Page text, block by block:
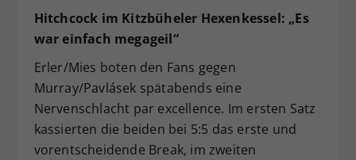
Hitchcock im Kitzbüheler Hexenkessel: „Es
war einfach megageil“
Erler/Mies boten den Fans gegen
Murray/Pavlásek spätabends eine
Nervenschlacht par excellence. Im ersten Satz
kassierten die beiden bei 5:5 das erste und
vorentscheidende Break, im zweiten